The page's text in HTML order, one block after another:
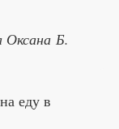
Оксана Б.
еду в